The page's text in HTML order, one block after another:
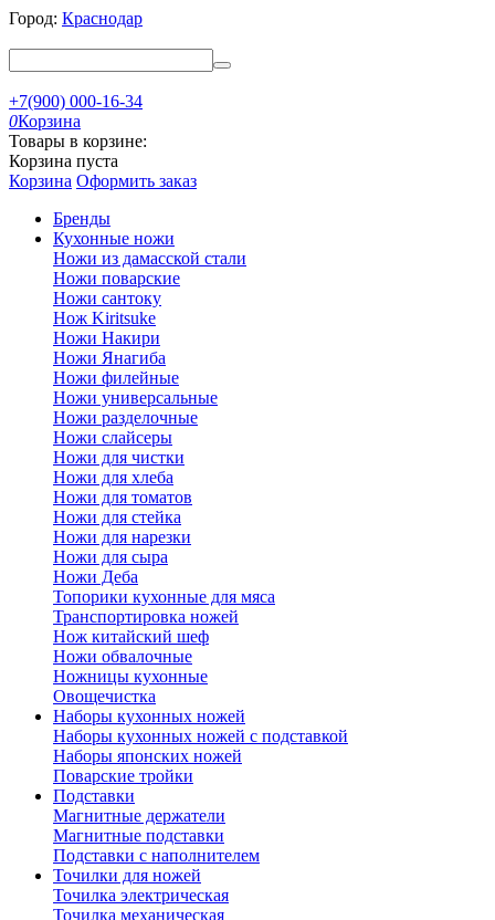
Город: Краснодар
+7(900) 000-16-34
0Корзина
Товары в корзине:
Корзина пуста
Корзина Оформить заказ
Бренды
Кухонные ножи
Ножи из дамасской стали
Ножи поварские
Ножи сантоку
Нож Kiritsuke
Ножи Накири
Ножи Янагиба
Ножи филейные
Ножи универсальные
Ножи разделочные
Ножи слайсеры
Ножи для чистки
Ножи для хлеба
Ножи для томатов
Ножи для стейка
Ножи для нарезки
Ножи для сыра
Ножи Деба
Топорики кухонные для мяса
Транспортировка ножей
Нож китайский шеф
Ножи обвалочные
Ножницы кухонные
Овощечистка
Наборы кухонных ножей
Наборы кухонных ножей с подставкой
Наборы японских ножей
Поварские тройки
Подставки
Магнитные держатели
Магнитные подставки
Подставки с наполнителем
Точилки для ножей
Точилка электрическая
Точилка механическая